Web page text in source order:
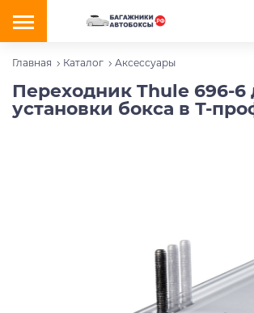
Главная Каталог Аксессуары
Переходник Thule 696-6
установки бокса в Т-